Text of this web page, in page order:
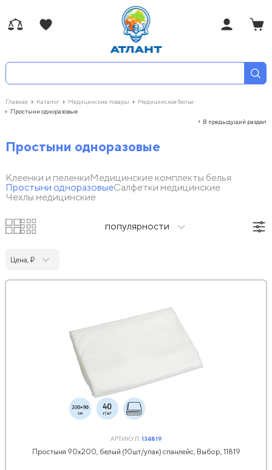
Главная Каталог Медицинские товары
Медицинское белье
Простыни одноразовые
В предыдущий раздел
Простыни одноразовые
Клеенки и пеленкиМедицинские комплекты белья
Простыни одноразовыеСалфетки медицинские
Чехлы медицинские
популярности
Цена, ₽
АРТИКУЛ:134819
Простыня 90х200, белый (10шт/упак) спанлейс, Выбор, 11819